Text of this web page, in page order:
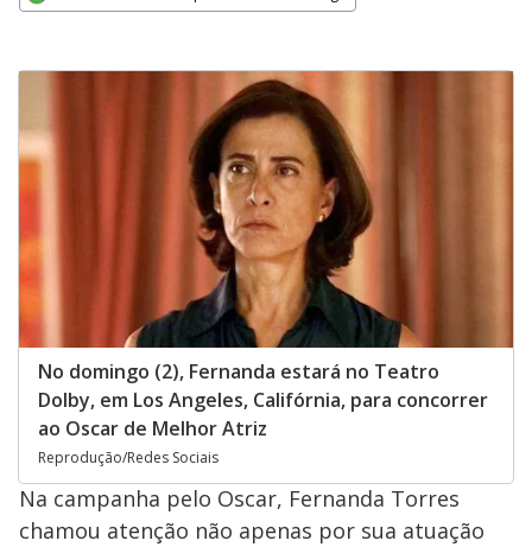
No domingo (2), Fernanda estará no Teatro
Dolby, em Los Angeles, Califórnia, para concorrer
ao Oscar de Melhor Atriz
Reprodução/Redes Sociais
Na campanha pelo Oscar, Fernanda Torres
chamou atenção não apenas por sua atuação